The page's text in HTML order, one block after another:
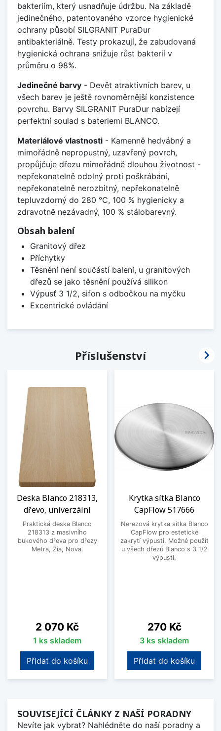
bakteriím, který usnadňuje údržbu. Na základě
jedinečného, patentovaného vzorce hygienické
ochrany působí SILGRANIT PuraDur
antibakteriálně. Testy prokazují, že zabudovaná
hygienická ochrana snižuje růst bakterií v
průměru o 98%.
Jedinečné barvy - Devět atraktivních barev, u
všech barev je ještě rovnoměrnější konzistence
povrchu. Barvy SILGRANIT PuraDur nabízejí
perfektní soulad s bateriemi BLANCO.
Materiálové vlastnosti - Kamenně hedvábný a
mimořádně nepropustný, uzavřený povrch,
propůjčuje dřezu mimořádně dlouhou životnost -
nepřekonatelně odolný proti poškrábání,
nepřekonatelně nerozbitný, nepřekonatelně
tepluvzdorný do 280 °C, 100 % hygienicky a
zdravotně nezávadný, 100 % stálobarevný.
Obsah balení
Granitový dřez
Příchytky
Těsnění není součástí balení, u granitových
dřezů se jako těsnění používá silikon
Výpusť 3 1/2, sifon s odbočkou na myčku
Excentrické ovládání
Příslušenství
Deska Blanco 218313,
dřevo, univerzální
Praktická deska Blanco
218313 z masivního
bukového dřeva pro dřezy
Metra, Zia, Nova.
Cena
2 070 Kč
1 ks skladem
Přidat do košíku
Krytka sítka Blanco
CapFlow 517666
Nerezová krytka sítka Blanco
CapFlow pro estetické
zakrytí výpusti. Možné použít
u všech dřezů Blanco s 3 1/2
výpustí.
Cena
270 Kč
3 ks skladem
Přidat do košíku

SOUVISEJÍCÍ ČLÁNKY Z NAŠÍ PORADNY
Nevíte jak vybrat? Nahlédněte do naší poradny a